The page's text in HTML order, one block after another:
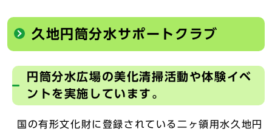
久地円筒分水サポートクラブ
円筒分水広場の美化清掃活動や体験イベ
ントを実施しています。
国の有形文化財に登録されている二ヶ領用水久地円